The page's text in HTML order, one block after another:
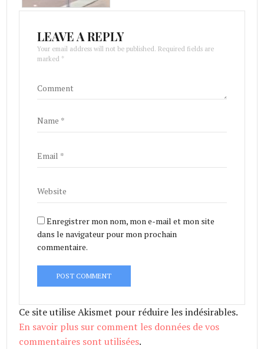
LEAVE A REPLY
Your email address will not be published. Required fields are
marked *
Enregistrer mon nom, mon e-mail et mon site
dans le navigateur pour mon prochain
commentaire.
Ce site utilise Akismet pour réduire les indésirables.
En savoir plus sur comment les données de vos
commentaires sont utilisées.